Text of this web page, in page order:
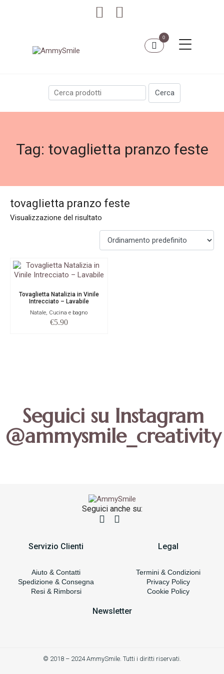
0
Tag: tovaglietta pranzo feste
tovaglietta pranzo feste
Visualizzazione del risultato
Tovaglietta Natalizia in Vinile
Intrecciato – Lavabile
Natale, Cucina e bagno
€5.90
Seguici su Instagram
@ammysmile_creativity
Seguici anche su:
Servizio Clienti
Aiuto & Contatti
Spedizione & Consegna
Resi & Rimborsi
Legal
Termini & Condizioni
Privacy Policy
Cookie Policy
Newsletter
© 2018 – 2024 AmmySmile. Tutti i diritti riservati.